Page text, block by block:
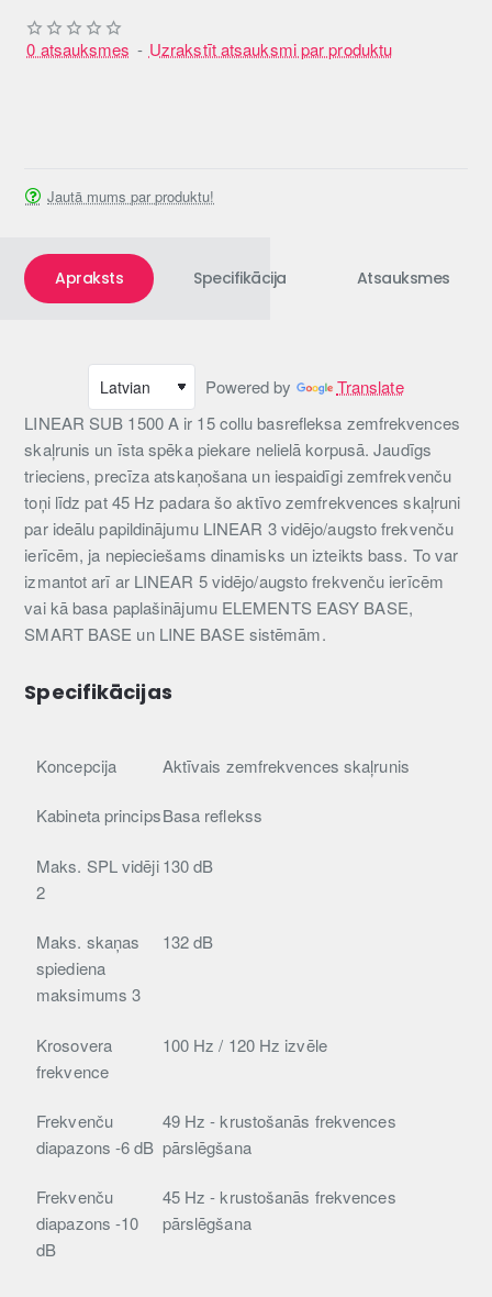
0 atsauksmes - Uzrakstīt atsauksmi par produktu
Jautā mums par produktu!
Apraksts Specifikācija Atsauksmes
Powered by
Translate
LINEAR SUB 1500 A ir 15 collu basrefleksa zemfrekvences
skaļrunis un īsta spēka piekare nelielā korpusā. Jaudīgs
trieciens, precīza atskaņošana un iespaidīgi zemfrekvenču
toņi līdz pat 45 Hz padara šo aktīvo zemfrekvences skaļruni
par ideālu papildinājumu LINEAR 3 vidējo/augsto frekvenču
ierīcēm, ja nepieciešams dinamisks un izteikts bass. To var
izmantot arī ar LINEAR 5 vidējo/augsto frekvenču ierīcēm
vai kā basa paplašinājumu ELEMENTS EASY BASE,
SMART BASE un LINE BASE sistēmām.
Specifikācijas
Koncepcija Aktīvais zemfrekvences skaļrunis
Kabineta principsBasa reflekss
Maks. SPL vidēji
2
130 dB
Maks. skaņas
spiediena
maksimums3
132 dB
Krosovera
frekvence
100 Hz / 120 Hz izvēle
Frekvenču
diapazons -6 dB
49 Hz - krustošanās frekvences
pārslēgšana
Frekvenču
diapazons -10
dB
45 Hz - krustošanās frekvences
pārslēgšana